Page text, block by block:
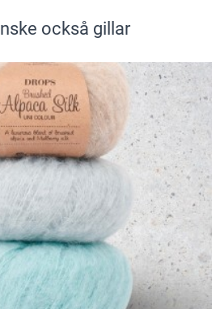
också gillar